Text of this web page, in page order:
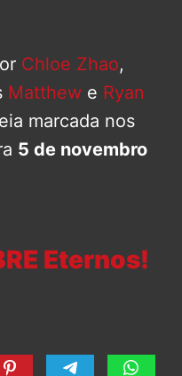
Chloe Zhao,
Matthew e Ryan
marcada nos
5 de novembro
Eternos!